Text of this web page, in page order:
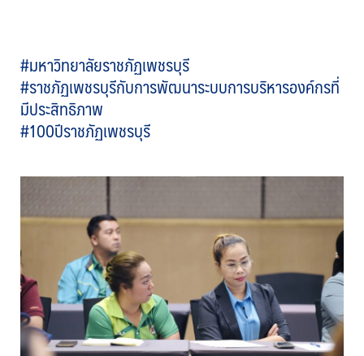
#มหาวิทยาลัยราชภัฏเพชรบุรี
#ราชภัฏเพชรบุรีกับการพัฒนาระบบการบริหารองค์กรที่
มีประสิทธิภาพ
#100ปีราชภัฏเพชรบุรี